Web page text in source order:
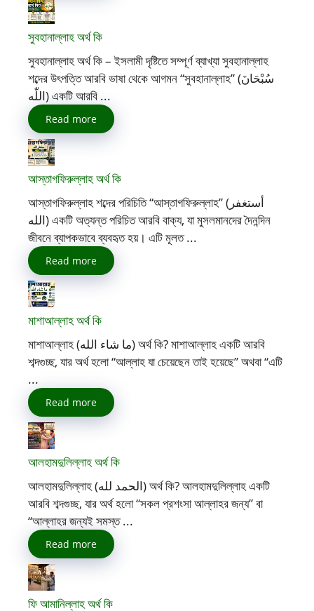
সুবহানাল্লাহ অর্থ কি
সুবহানাল্লাহ অর্থ কি – ইসলামী দৃষ্টিতে সম্পূর্ণ ব্যাখ্যা সুবহানাল্লাহ
শব্দের উৎপত্তি আরবি ভাষা থেকে আগমন “সুবহানাল্লাহ” (سُبْحَانَ
اللّٰه) একটি আরবি ...
Read more
আস্তাগফিরুল্লাহ অর্থ কি
আস্তাগফিরুল্লাহ শব্দের পরিচিতি “আস্তাগফিরুল্লাহ” (أستغفر
الله) একটি অত্যন্ত পরিচিত আরবি বাক্য, যা মুসলমানদের দৈনন্দিন
জীবনে ব্যাপকভাবে ব্যবহৃত হয়। এটি মূলত ...
Read more
মাশাআল্লাহ অর্থ কি
মাশাআল্লাহ (ما شاء الله) অর্থ কি? মাশাআল্লাহ একটি আরবি
শব্দগুচ্ছ, যার অর্থ হলো “আল্লাহ যা চেয়েছেন তাই হয়েছে” অথবা “এটি
...
Read more
আলহামদুলিল্লাহ অর্থ কি
আলহামদুলিল্লাহ (الحمد لله) অর্থ কি? আলহামদুলিল্লাহ একটি
আরবি শব্দগুচ্ছ, যার অর্থ হলো “সকল প্রশংসা আল্লাহর জন্য” বা
“আল্লাহর জন্যই সমস্ত ...
Read more
ফি আমানিল্লাহ অর্থ কি